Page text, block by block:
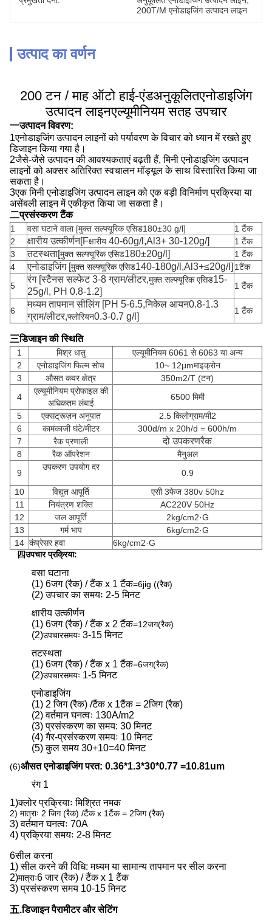
200T/M एनोडाइजिंग उत्पादन लाइन
उत्पाद का वर्णन
200 टन / माह ऑटो हाई-एंडअनुकूलितएनोडाइजिंग
उत्पादन लाइनएल्यूमीनियम सतह उपचार
一उत्पादन विवरण:
1एनोडाइजिंग उत्पादन लाइनों को पर्यावरण के विचार को ध्यान में रखते हुए
डिजाइन किया गया है।
2जैसे-जैसे उत्पादन की आवश्यकताएं बढ़ती हैं, मिनी एनोडाइजिंग उत्पादन
लाइनों को अक्सर अतिरिक्त स्वचालन मॉड्यूल के साथ विस्तारित किया जा
सकता है।
3एक मिनी एनोडाइजिंग उत्पादन लाइन को एक बड़ी विनिर्माण प्रक्रिया या
असेंबली लाइन में एकीकृत किया जा सकता है।
二प्रसंस्करण टैंक
1 वसा घटाने वाला [मुक्त सल्फ्यूरिक एसिड180±30 g/l]
1 टैंक
2
क्षारीय उत्कीर्णन[Fक्षारीय 40-60g/l,Al3+ 30-120g/]
1 टैंक
3
तटस्थता[मुक्त सल्फ्यूरिक एसिड180±20g/l]
1 टैंक
4
एनोडाइजिंग [मुक्त सल्फ्यूरिक एसिड140-180g/l,Al3+≤20g/l] 1टैंक
5
रंग [स्टैनस सल्फेट 3-8 ग्राम/लीटर,मुक्त सल्फ्यूरिक एसिड15-
25g/l, PH 0.8-1.2]
1 टैंक
6
मध्यम तापमान सीलिंग [PH 5-6.5,निकेल आयन0.8-1.3
ग्राम/लीटर,फ्लोरियन0.3-0.7 g/l]
1 टैंक
三डिजाइन की स्थिति
1 मिश्र धातु
एल्यूमीनियम 6061 से 6063 या अन्य
2
एनोडाइजिंग फिल्म सोच 10~ 12μmमाइक्रोन
3
औसत कवर क्षेत्र
350m2/T (टन)
4
एल्यूमीनियम प्रोफाइल की
अधिकतम लंबाई
6500 मिमी
5
एक्सट्रूज़न अनुपात
2.5 किलोग्राम/मी2
6
कामकाजी घंटे/मीटर
300d/m x 20h/d = 600h/m
7
रैक प्रणाली दो उपकरणरैक
8 रैक ऑपरेशन
मैनुअल
9
उपकरण उपयोग दर
0.9
10
विद्युत आपूर्ति
एसी 3फेज 380v 50hz
11
नियंत्रण शक्ति
AC220V 50Hz
12
जल आपूर्ति
2kg/cm2·G
13
गर्म भाप
6kg/cm2·G
14 कंप्रेसर हवा
6kg/cm2·G
四उपचार प्रक्रिया:
वसा घटाना
(1) 6जग (रैक) / टैंक x 1 टैंक=6jig ((रैक)
(2) उपचार का समयः 2-5 मिनट
क्षारीय उत्कीर्णन
(1) 6जग (रैक) / टैंक x 2 टैंक=12जग(रैक)
(2)उपचारसमयः 3-15 मिनट
तटस्थता
(1) 6जग (रैक) / टैंक x 1 टैंक=6जग(रैक)
(2)उपचारसमयः 1-5 मिनट
एनोडाइजिंग
(1) 2 जिग (रैक) /टैंक x 1टैंक = 2जिग (रैक)
(2) वर्तमान घनत्वः 130A/m2
(3) प्रसंस्करण का समय: 30 मिनट
(4) गैर-प्रसंस्करण समयः 10 मिनट
(5) कुल समय 30+10=40 मिनट
(6)औसत एनोडाइजिंग परत: 0.36*1.3*30*0.77 =10.81um
रंग 1
1)क्लोर प्रक्रियाः मिश्रित नमक
2) मात्राः 2 जिग (रैक) /टैंक x 1टैंक = 2जिग (रैक)
3) वर्तमान घनत्वः 70A
4) प्रक्रिया समयः 2-8 मिनट
6सील करना
1) सील करने की विधि: मध्यम या सामान्य तापमान पर सील करना
2)मात्राः6 जार (रैक) / टैंक x 1 टैंक
3) प्रसंस्करण समय 10-15 मिनट
五.डिजाइन पैरामीटर और सेटिंग